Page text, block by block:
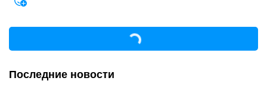
Последние новости